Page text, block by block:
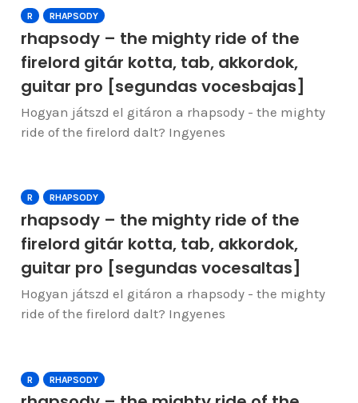
R RHAPSODY
rhapsody – the mighty ride of the
firelord gitár kotta, tab, akkordok,
guitar pro [segundas vocesbajas]
Hogyan játszd el gitáron a rhapsody - the mighty
ride of the firelord dalt? Ingyenes
R RHAPSODY
rhapsody – the mighty ride of the
firelord gitár kotta, tab, akkordok,
guitar pro [segundas vocesaltas]
Hogyan játszd el gitáron a rhapsody - the mighty
ride of the firelord dalt? Ingyenes
R RHAPSODY